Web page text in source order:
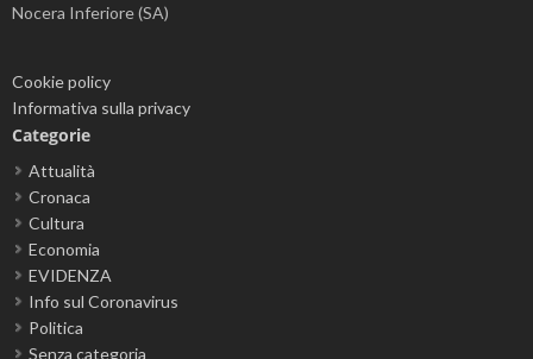
Nocera Inferiore (SA)
Cookie policy
Informativa sulla privacy
Categorie
Attualità
Cronaca
Cultura
Economia
EVIDENZA
Info sul Coronavirus
Politica
Senza categoria